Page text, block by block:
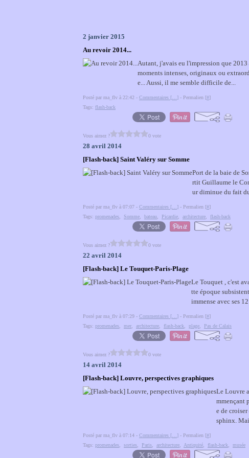
2 janvier 2015
Au revoir 2014...
Autant, j'avais eu l'impression que
moments intenses, originaux ou
e... Aussi, il me semble difficile de...
Posté par ma_flv à 22:42 - Commentaires [ ] - Permalien [#]
Tags: flash-back
Vous aimez ? 0 vote
28 avril 2014
[Flash-back] Saint Valéry sur Somme
Port de la baie de
rtit Guillaume le
ur diminue du fait
Posté par ma_flv à 07:07 - Commentaires [ ] - Permalien [#]
Tags: promenades Somme bateau Picardie architecture flash-back
Vous aimez ? 0 vote
22 avril 2014
[Flash-back] Le Touquet-Paris-Plage
Le Touquet , c'est
tte époque
immense avec ses
Posté par ma_flv à 07:29 - Commentaires [ ] - Permalien [#]
Tags: promenades mer architecture flash-back plage Pas de Calais
Vous aimez ? 0 vote
14 avril 2014
[Flash-back] Louvre, perspectives graphiques
Le Louvre
mmençant
e de
sphinx.
Posté par ma_flv à 07:14 - Commentaires [ ] - Permalien [#]
Tags: promenades sorties Paris architecture Antiquité flash-back musée